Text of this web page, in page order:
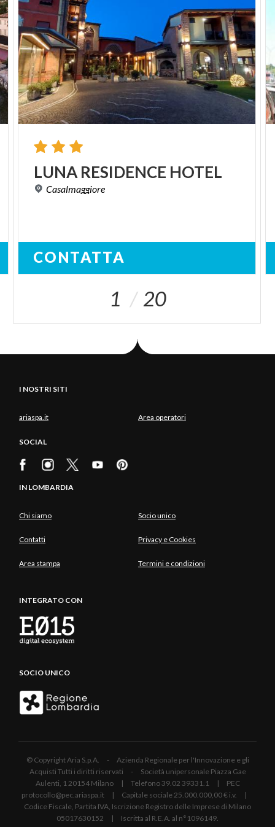
LUNA RESIDENCE HOTEL
Casalmaggiore
CONTATTA
1 20
I NOSTRI SITI
ariaspa.it Area operatori
SOCIAL
IN LOMBARDIA
Chi siamo Socio unico
Contatti Privacy e Cookies
Area stampa Termini e condizioni
INTEGRATO CON
SOCIO UNICO
© Copyright Aria S.p.A. - Azienda Regionale per l'Innovazione e gli
Acquisti Tutti i diritti riservati - Società unipersonale Piazza Gae
Aulenti, 1 20154 Milano | Telefono 39.02 39331.1 | PEC
protocollo@pec.ariaspa.it | Capitale sociale 25.000.000,00 € i.v. |
Codice Fiscale, Partita IVA, Iscrizione Registro delle Imprese di Milano
05017630152 | Iscritta al R.E.A. al n°1096149.